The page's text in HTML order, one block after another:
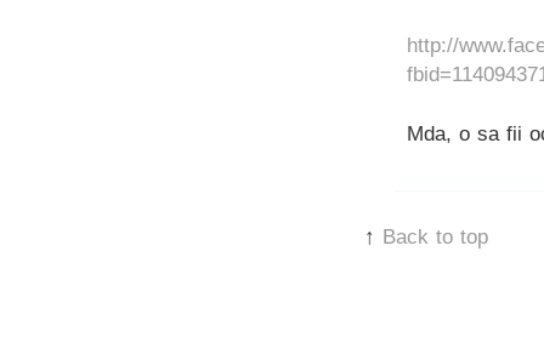
http://
Mda, o sa fii
↑ Back to top